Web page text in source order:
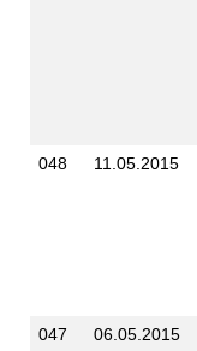
048
11.05.2015
047
06.05.2015